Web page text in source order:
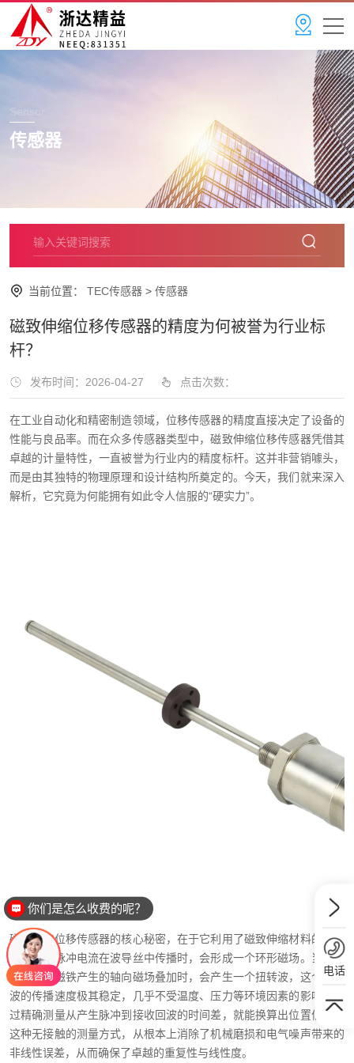
Sensor
传感器
当前位置： TEC传感器 > 传感器
磁致伸缩位移传感器的精度为何被誉为行业标
杆？
发布时间：2026-04-27 点击次数：
在工业自动化和精密制造领域，位移传感器的精度直接决定了设备的
性能与良品率。而在众多传感器类型中，磁致伸缩位移传感器凭借其
卓越的计量特性，一直被誉为行业内的精度标杆。这并非营销噱头，
而是由其独特的物理原理和设计结构所奠定的。今天，我们就来深入
解析，它究竟为何能拥有如此令人信服的“硬实力”。
磁致伸缩位移传感器的核心秘密，在于它利用了磁致伸缩材料的物理
特性。当脉冲电流在波导丝中传播时，会形成一个环形磁场。当这个
磁场与永磁铁产生的轴向磁场叠加时，会产生一个扭转波，这个扭转
波的传播速度极其稳定，几乎不受温度、压力等环境因素的影响。通
过精确测量从产生脉冲到接收回波的时间差，就能换算出位置信息。
这种无接触的测量方式，从根本上消除了机械磨损和电气噪声带来的
非线性误差，从而确保了卓越的重复性与线性度。
电话
你们是怎么收费的呢？